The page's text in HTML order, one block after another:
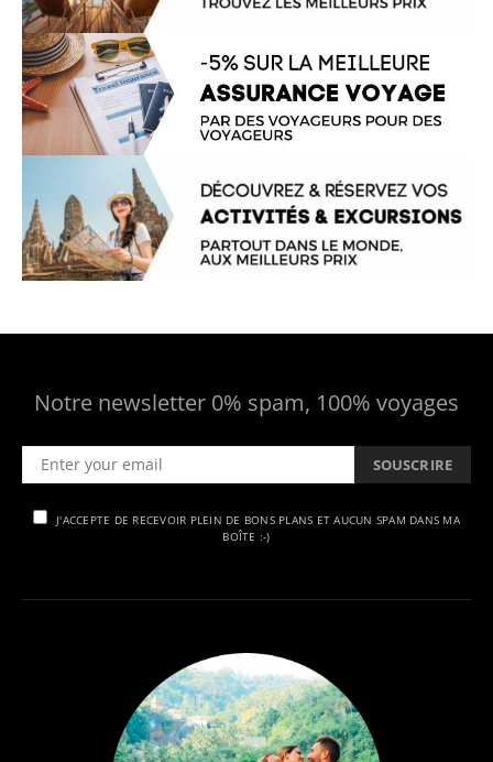
Notre newsletter 0% spam, 100% voyages
SOUSCRIRE
J'ACCEPTE DE RECEVOIR PLEIN DE BONS PLANS ET AUCUN SPAM DANS MA
BOÎTE :-)